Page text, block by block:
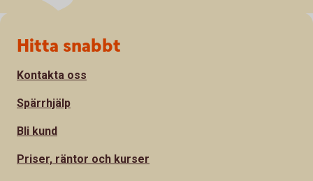
Sidfot
Hitta snabbt
Kontakta oss
Spärrhjälp
Bli kund
Priser, räntor och kurser